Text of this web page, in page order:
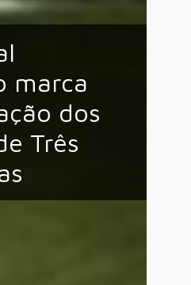
marca
dos
Três